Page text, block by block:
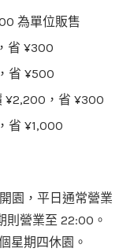
為單位販售
省 ¥300
省 ¥500
¥2,200，省 ¥300
省 ¥1,000
園，平日通常營業
則營業至 22:00。
星期四休園。